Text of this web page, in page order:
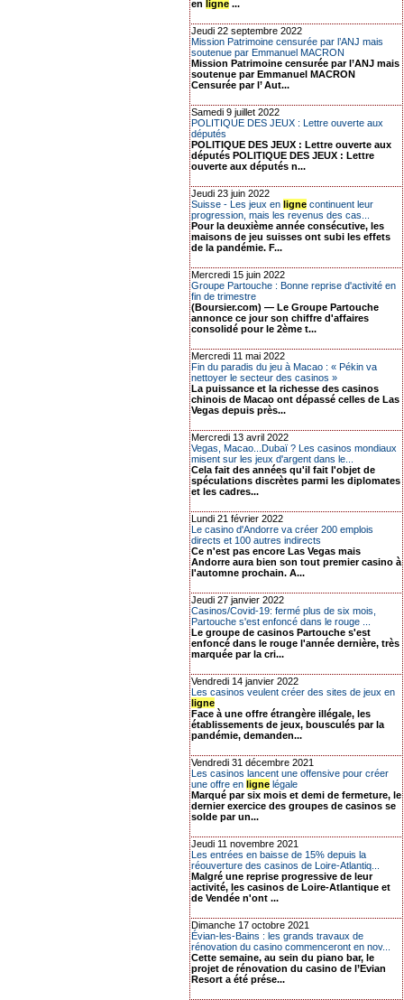
en ligne ...
Jeudi 22 septembre 2022
Mission Patrimoine censurée par l’ANJ mais
soutenue par Emmanuel MACRON
Mission Patrimoine censurée par l’ANJ mais
soutenue par Emmanuel MACRON
Censurée par l’ Aut...
Samedi 9 juillet 2022
POLITIQUE DES JEUX : Lettre ouverte aux
députés
POLITIQUE DES JEUX : Lettre ouverte aux
députés POLITIQUE DES JEUX : Lettre
ouverte aux députés n...
Jeudi 23 juin 2022
Suisse - Les jeux en ligne continuent leur
progression, mais les revenus des cas...
Pour la deuxième année consécutive, les
maisons de jeu suisses ont subi les effets
de la pandémie. F...
Mercredi 15 juin 2022
Groupe Partouche : Bonne reprise d'activité en
fin de trimestre
(Boursier.com) — Le Groupe Partouche
annonce ce jour son chiffre d'affaires
consolidé pour le 2ème t...
Mercredi 11 mai 2022
Fin du paradis du jeu à Macao : « Pékin va
nettoyer le secteur des casinos »
La puissance et la richesse des casinos
chinois de Macao ont dépassé celles de Las
Vegas depuis près...
Mercredi 13 avril 2022
Vegas, Macao...Dubaï ? Les casinos mondiaux
misent sur les jeux d'argent dans le...
Cela fait des années qu'il fait l'objet de
spéculations discrètes parmi les diplomates
et les cadres...
Lundi 21 février 2022
Le casino d'Andorre va créer 200 emplois
directs et 100 autres indirects
Ce n'est pas encore Las Vegas mais
Andorre aura bien son tout premier casino à
l'automne prochain. A...
Jeudi 27 janvier 2022
Casinos/Covid-19: fermé plus de six mois,
Partouche s'est enfoncé dans le rouge ...
Le groupe de casinos Partouche s'est
enfoncé dans le rouge l'année dernière, très
marquée par la cri...
Vendredi 14 janvier 2022
Les casinos veulent créer des sites de jeux en
ligne
Face à une offre étrangère illégale, les
établissements de jeux, bousculés par la
pandémie, demanden...
Vendredi 31 décembre 2021
Les casinos lancent une offensive pour créer
une offre en ligne légale
Marqué par six mois et demi de fermeture, le
dernier exercice des groupes de casinos se
solde par un...
Jeudi 11 novembre 2021
Les entrées en baisse de 15% depuis la
réouverture des casinos de Loire-Atlantiq...
Malgré une reprise progressive de leur
activité, les casinos de Loire-Atlantique et
de Vendée n'ont ...
Dimanche 17 octobre 2021
Évian-les-Bains : les grands travaux de
rénovation du casino commenceront en nov...
Cette semaine, au sein du piano bar, le
projet de rénovation du casino de l’Evian
Resort a été prése...